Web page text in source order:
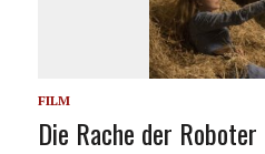
FILM
Die Rache der Roboter